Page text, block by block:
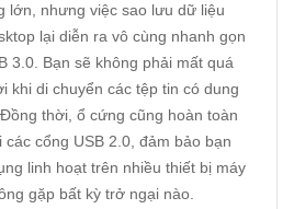
lớn, nhưng việc sao lưu dữ liệu
lại diễn ra vô cùng nhanh gọn
3.0. Bạn sẽ không phải mất quá
khi di chuyển các tệp tin có dung
thời, ổ cứng cũng hoàn toàn
cổng USB 2.0, đảm bảo bạn
linh hoạt trên nhiều thiết bị máy
gặp bất kỳ trở ngại nào.